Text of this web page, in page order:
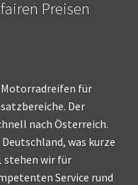
Preisen
Motorradreifen für
Der
nach Österreich.
was kurze
stehen wir für
Service rund